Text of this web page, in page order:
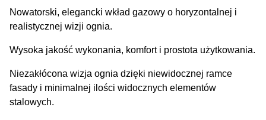
Nowatorski, elegancki wkład gazowy o horyzontalnej i
realistycznej wizji ognia.
Wysoka jakość wykonania, komfort i prostota użytkowania.
Niezakłócona wizja ognia dzięki niewidocznej ramce
fasady i minimalnej ilości widocznych elementów
stalowych.